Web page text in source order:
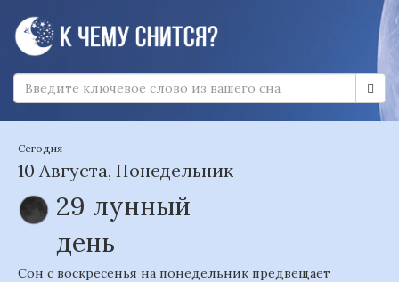
Сегодня
10 Августа, Понедельник
29 лунный
день
Сон с воскресенья на понедельник предвещает